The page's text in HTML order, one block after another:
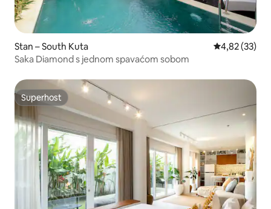
Stan – South Kuta Prosječna
4,82 (33)
Saka Diamond s jednom spavaćom sobom
Superhost
Superhost